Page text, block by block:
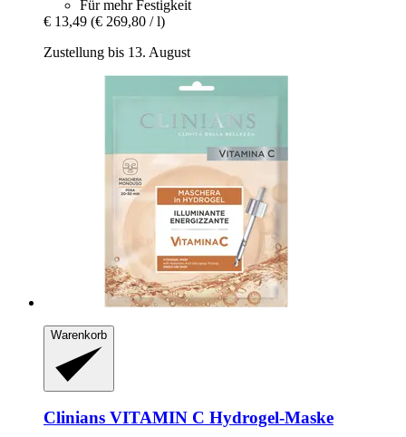
Für mehr Festigkeit
€ 13,49 (€ 269,80 / l)
Zustellung bis 13. August
Warenkorb
Clinians VITAMIN C Hydrogel-​Maske